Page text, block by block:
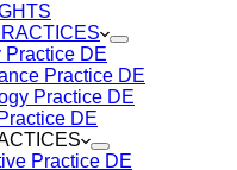
Practice DE
Practice DE
Practice DE
DE
Practice DE